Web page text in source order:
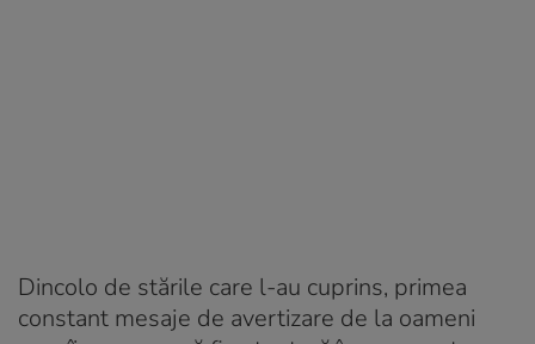
Dincolo de stările care l-au cuprins, primea
constant mesaje de avertizare de la oameni